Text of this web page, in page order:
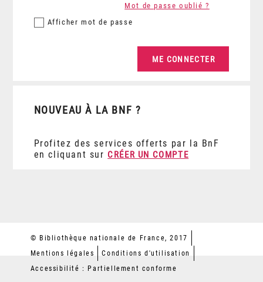
Afficher mot de passe
Mot de passe oublié ?
NOUVEAU À LA BNF ?
Profitez des services offerts par la BnF
en cliquant sur CRÉER UN COMPTE
© Bibliothèque nationale de France, 2017
Mentions légales
Conditions d'utilisation
Accessibilité : Partiellement conforme